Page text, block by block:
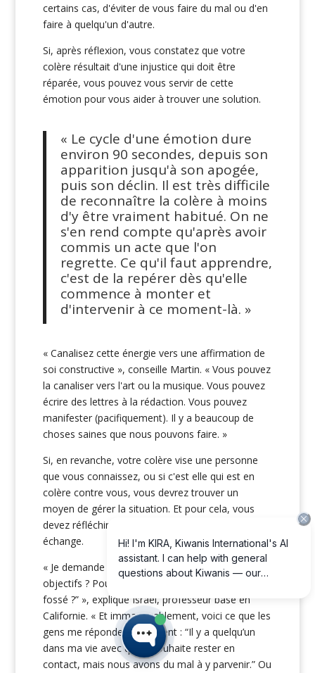
certains cas, d'éviter de vous faire du mal ou d'en
faire à quelqu'un d'autre.
Si, après réflexion, vous constatez que votre
colère résultait d'une injustice qui doit être
réparée, vous pouvez vous servir de cette
émotion pour vous aider à trouver une solution.
« Le cycle d'une émotion dure
environ 90 secondes, depuis son
apparition jusqu'à son apogée,
puis son déclin. Il est très difficile
de reconnaître la colère à moins
d'y être vraiment habitué. On ne
s'en rend compte qu'après avoir
commis un acte que l'on
regrette. Ce qu'il faut apprendre,
c'est de la repérer dès qu'elle
commence à monter et
d'intervenir à ce moment-là. »
« Canalisez cette énergie vers une affirmation de
soi constructive », conseille Martin. « Vous pouvez
la canaliser vers l'art ou la musique. Vous pouvez
écrire des lettres à la rédaction. Vous pouvez
manifester (pacifiquement). Il y a beaucoup de
choses saines que nous pouvons faire. »
Si, en revanche, votre colère vise une personne
que vous connaissez, ou si c'est elle qui est en
colère contre vous, vous devrez trouver un
moyen de gérer la situation. Et pour cela, vous
devez réfléchir à ce que vous attendez de cet
échange.
« Je demande toujours aux gens : “Quels sont vos
objectifs ? Pourquoi souhaitez-vous combler ce
fossé ?” », explique Israel, professeur basé en
Californie. « Et immanquablement, voici ce que les
gens me répondent. Ils disent : “Il y a quelqu’un
dans ma vie avec qui je souhaite rester en
contact, mais nous avons du mal à y parvenir.” Ou